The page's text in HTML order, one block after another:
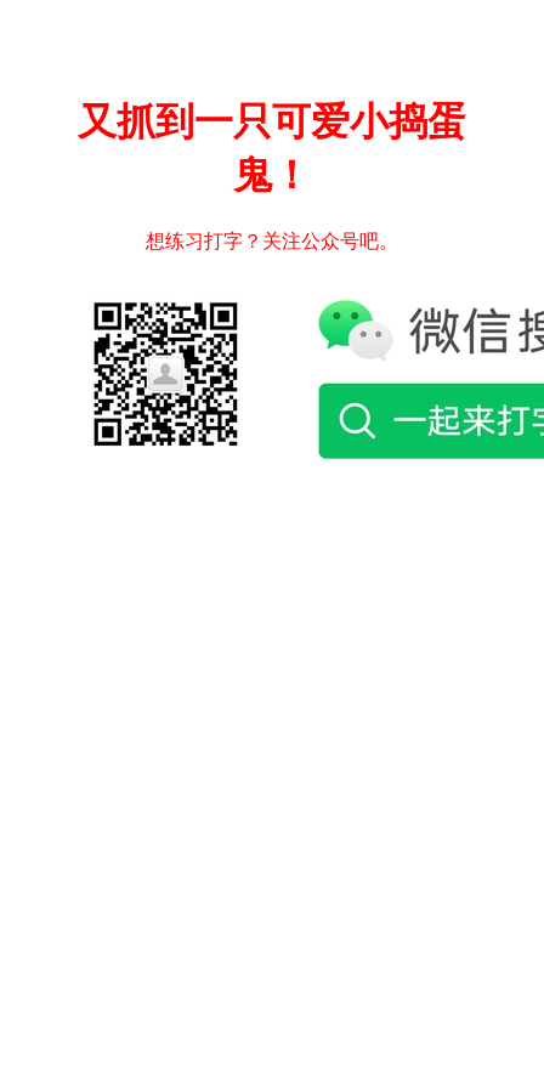
又抓到一只可爱小捣蛋
鬼！
想练习打字？关注公众号吧。